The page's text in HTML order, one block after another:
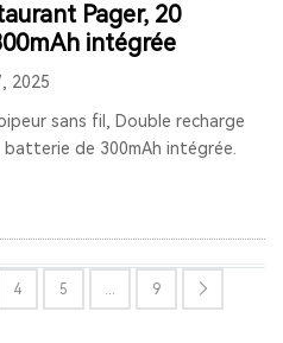
Pager, 20
intégrée
2025
sans fil, Double recharge
de 300mAh intégrée.
4 5 ... 9
RADIO ONDES COURTE
V111
RADIO A PILE